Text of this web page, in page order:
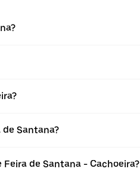
Santana?
de Santana - Cachoeira?